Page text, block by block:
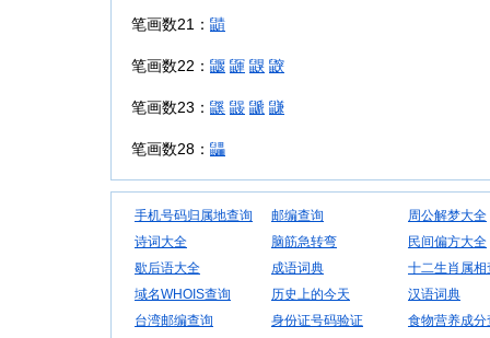
笔画数21： 鼱
笔画数22： 鼴 鼲 鼳 鼵
笔画数23： 鼷 鼹 鼶 鼸
笔画数28： 鼺
手机号码归属地查询 邮编查询
周公解梦大全
诗词大全
脑筋急转弯
民间偏方大全
歇后语大全
成语词典
十二生肖属相
域名WHOIS查询
历史上的今天
汉语词典
台湾邮编查询
身份证号码验证
食物营养成分